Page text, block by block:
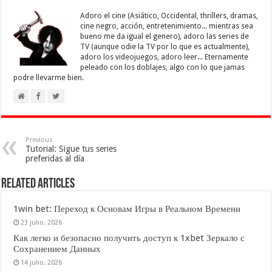
Adoro el cine (Asiático, Occidental, thrillers, dramas,
cine negro, acción, entretenimiento... mientras sea
bueno me da igual el genero), adoro las series de
TV (aunque odie la TV por lo que es actualmente),
adoro los videojuegos, adoro leer... Eternamente
peleado con los doblajes, algo con lo que jamas
podre llevarme bien.
Previous
Tutorial: Sigue tus series
preferidas al día
Related Articles
1win bet: Переход к Основам Игры в Реальном Времени
23 julio, 2026
Как легко и безопасно получить доступ к 1xbet Зеркало с
Сохранением Данных
14 julio, 2026